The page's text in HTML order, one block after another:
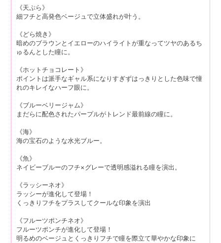
《天ぷら》
細フチと高発色ベージュで立体盛れが叶う。
《どら焼き》
暗めのブラウンとイエローのハイライトが重なってツヤのあるち
ゅるんとした瞳に。
《ホットチョコレート》
ポイントは派手なギャル系になりすぎずはっきりとした色味で憧
れのキレイなハーフ眼に。
《ブルーベリージャム》
まだらに配色されたパープルがトレンド最前線の瞳に。
《海》
海の宝石のような水光ブルー。
《魚》
ネイビーブルーのフチ×グレーで透明感溢れる瞳を演出。
《ラッシーネオ》
ラッシーが進化して登場！
くっきりフチをプラスしてクールな印象を演出
《フルーツポンチネオ》
フルーツポンチが進化して登場！
明るめのベージュとくっきりフチで瞳を際立て華やかな印象に